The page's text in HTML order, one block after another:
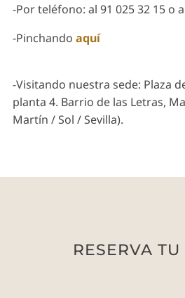
-Por teléfono: al 91 025 32 15 o
-Pinchando aquí
-Visitando nuestra sede: Plaza
planta 4. Barrio de las Letras,
Martín / Sol / Sevilla).
RESERVA